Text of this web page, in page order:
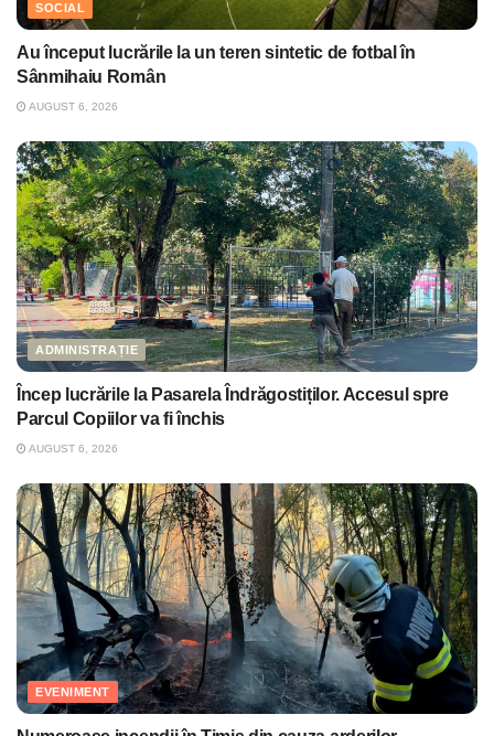
SOCIAL
Au început lucrările la un teren sintetic de fotbal în
Sânmihaiu Român
AUGUST 6, 2026
ADMINISTRAȚIE
Încep lucrările la Pasarela Îndrăgostiților. Accesul spre
Parcul Copiilor va fi închis
AUGUST 6, 2026
EVENIMENT